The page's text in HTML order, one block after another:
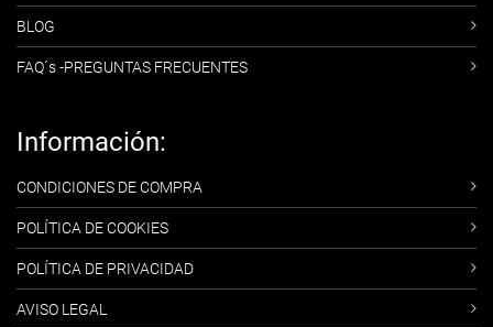
BLOG
FAQ´s -PREGUNTAS FRECUENTES
Información:
CONDICIONES DE COMPRA
POLÍTICA DE COOKIES
POLÍTICA DE PRIVACIDAD
AVISO LEGAL